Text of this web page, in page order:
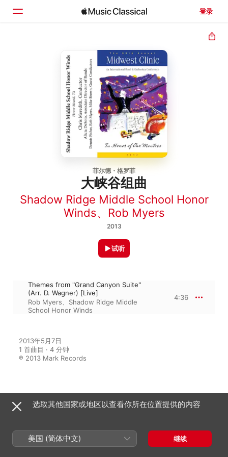
登录
菲尔德・格罗菲
大峡谷组曲
Shadow Ridge Middle School Honor
Winds、 Rob Myers
2013
试听
Themes from "Grand Canyon Suite"
(Arr. D. Wagner) [Live]
Rob Myers
Shadow Ridge Middle
School Honor Winds
4:36
2013年5月7日
1 首曲目 · 4 分钟
℗ 2013 Mark Records
Ridge Middle School Honor
Winds (Live)
选取其他国家或地区以查看你所在位置提供的内容
美国 (简体中文) 继续